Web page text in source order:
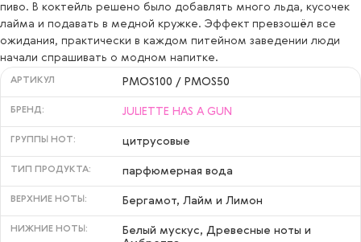
пиво. В коктейль решено было добавлять много льда, кусочек
лайма и подавать в медной кружке. Эффект превзошёл все
ожидания, практически в каждом питейном заведении люди
начали спрашивать о модном напитке.
АРТИКУЛ PMOS100 / PMOS50
БРЕНД: JULIETTE HAS A GUN
ГРУППЫ НОТ: цитрусовые
ТИП ПРОДУКТА: парфюмерная вода
ВЕРХНИЕ НОТЫ: Бергамот, Лайм и Лимон
НИЖНИЕ НОТЫ:
Белый мускус, Древесные ноты и